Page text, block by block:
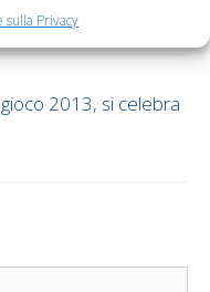
sulla Privacy
2013, si celebra